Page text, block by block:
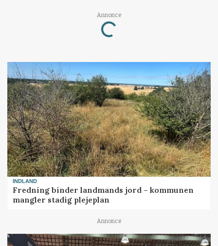
Annonce
Loading...
INDLAND
Fredning binder landmands jord – kommunen
mangler stadig plejeplan
Annonce